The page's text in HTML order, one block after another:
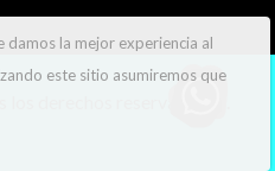
derechos reservados ®.
damos la mejor experiencia al
este sitio asumiremos que